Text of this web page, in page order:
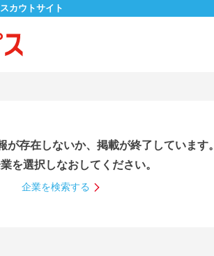
カウトサイト
が存在しないか、掲載が終了しています。
を選択しなおしてください。
企業を検索する